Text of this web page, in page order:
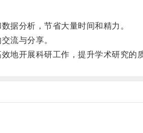
分析，节省大量时间和精力。
流与分享。
开展科研工作，提升学术研究的质